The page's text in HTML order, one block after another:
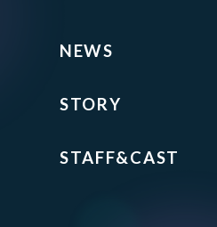
NEWS
STORY
STAFF&CAST